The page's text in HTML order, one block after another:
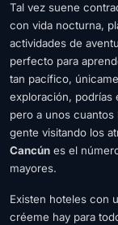
Tal vez suene
con vida nocturna,
actividades de
perfecto para
tan pacífico,
exploración, podrías
pero a unos
gente visitando los
Cancún es el
mayores.
Existen hoteles con
créeme hay para